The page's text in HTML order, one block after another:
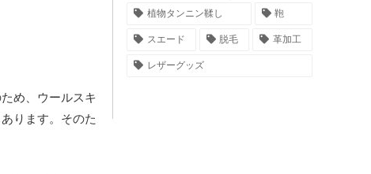
め、ウールスキ
ります。そのた
植物タンニン鞣し 鞄
スエード 脱毛 革加工
レザーグッズ